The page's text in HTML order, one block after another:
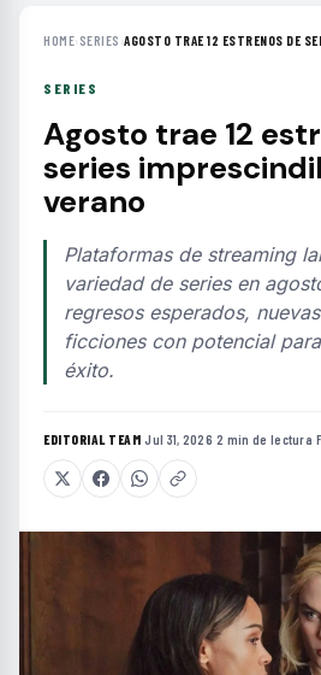
HOME› SERIES ›AGOSTO TRAE 12 ESTRENOS DE
SERIES
Agosto trae 12
series
verano
Plataformas de streaming
variedad de series en
regresos esperados,
ficciones con potencial
éxito.
EDITORIAL TEAM·Jul 31, 2026·2 min de lectura·